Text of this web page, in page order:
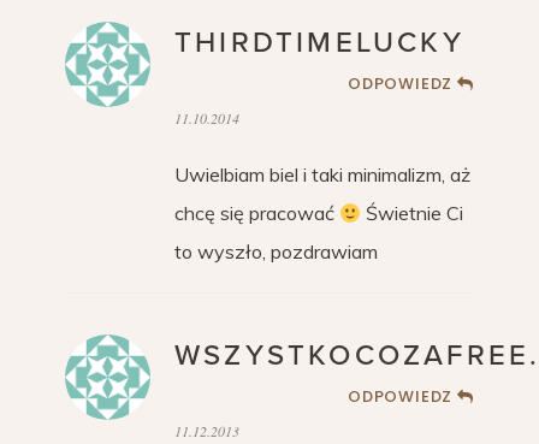
THIRDTIMELUCKY
ODPOWIEDZ
11.10.2014
Uwielbiam biel i taki minimalizm, aż
chcę się pracować
Świetnie Ci
to wyszło, pozdrawiam
ODPOWIEDZ
11.12.2013